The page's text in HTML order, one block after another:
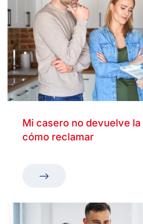
Mi casero no devuelve la
cómo reclamar